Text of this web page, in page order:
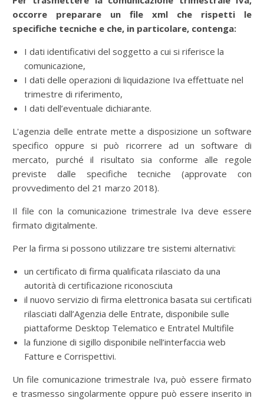
occorre preparare un file xml che rispetti le
specifiche tecniche e che, in particolare, contenga:
I dati identificativi del soggetto a cui si riferisce la
comunicazione,
I dati delle operazioni di liquidazione Iva effettuate nel
trimestre di riferimento,
I dati dell’eventuale dichiarante.
L'agenzia delle entrate mette a disposizione un software
specifico oppure si può ricorrere ad un software di
mercato, purché il risultato sia conforme alle regole
previste dalle specifiche tecniche (approvate con
provvedimento del 21 marzo 2018).
Il file con la comunicazione trimestrale Iva deve essere
firmato digitalmente.
Per la firma si possono utilizzare tre sistemi alternativi:
un certificato di firma qualificata rilasciato da una
autorità di certificazione riconosciuta
il nuovo servizio di firma elettronica basata sui certificati
rilasciati dall’Agenzia delle Entrate, disponibile sulle
piattaforme Desktop Telematico e Entratel Multifile
la funzione di sigillo disponibile nell’interfaccia web
Fatture e Corrispettivi.
Un file comunicazione trimestrale Iva, può essere firmato
e trasmesso singolarmente oppure può essere inserito in